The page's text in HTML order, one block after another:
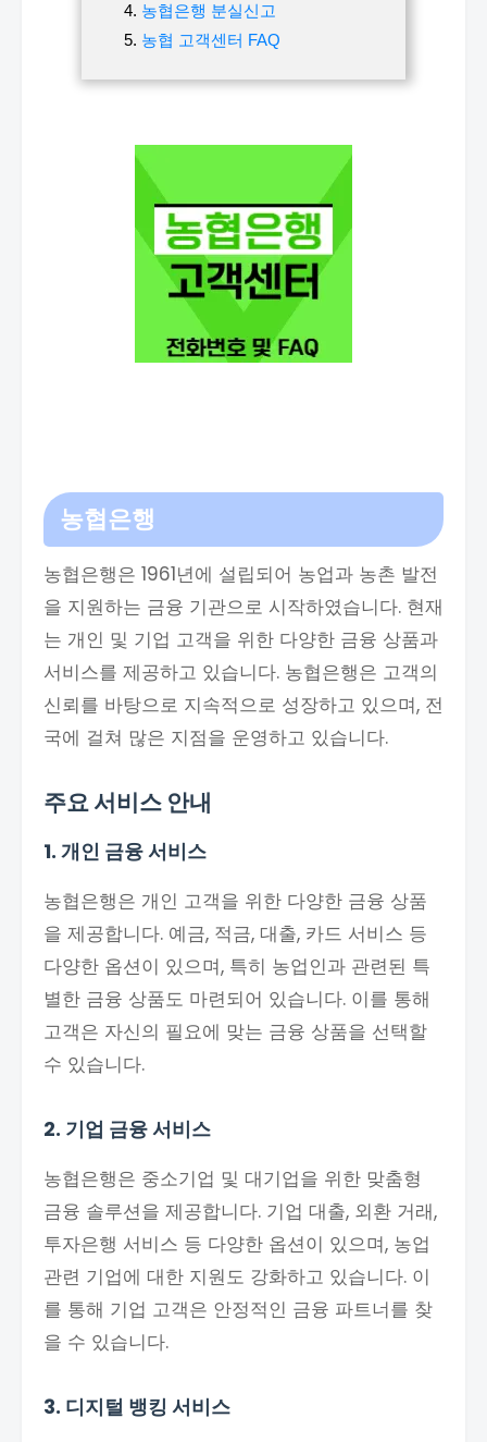
농협은행 분실신고
농협 고객센터 FAQ
농협은행
농협은행은 1961년에 설립되어 농업과 농촌 발전
을 지원하는 금융 기관으로 시작하였습니다. 현재
는 개인 및 기업 고객을 위한 다양한 금융 상품과
서비스를 제공하고 있습니다. 농협은행은 고객의
신뢰를 바탕으로 지속적으로 성장하고 있으며, 전
국에 걸쳐 많은 지점을 운영하고 있습니다.
주요 서비스 안내
1. 개인 금융 서비스
농협은행은 개인 고객을 위한 다양한 금융 상품
을 제공합니다. 예금, 적금, 대출, 카드 서비스 등
다양한 옵션이 있으며, 특히 농업인과 관련된 특
별한 금융 상품도 마련되어 있습니다. 이를 통해
고객은 자신의 필요에 맞는 금융 상품을 선택할
수 있습니다.
2. 기업 금융 서비스
농협은행은 중소기업 및 대기업을 위한 맞춤형
금융 솔루션을 제공합니다. 기업 대출, 외환 거래,
투자은행 서비스 등 다양한 옵션이 있으며, 농업
관련 기업에 대한 지원도 강화하고 있습니다. 이
를 통해 기업 고객은 안정적인 금융 파트너를 찾
을 수 있습니다.
3. 디지털 뱅킹 서비스